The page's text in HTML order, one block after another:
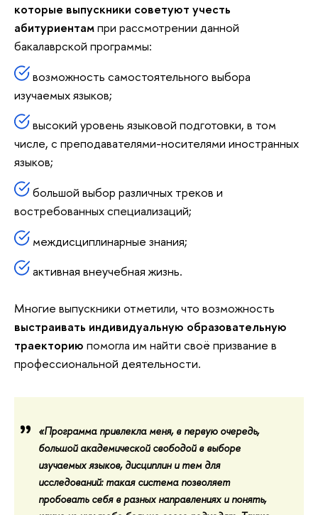
которые выпускники советуют учесть
абитуриентампри рассмотрении данной
бакалаврской программы:
возможность самостоятельного выбора
изучаемых языков;
высокий уровень языковой подготовки, в том
числе, с преподавателями-носителями иностранных
языков;
большой выбор различных треков и
востребованных специализаций;
междисциплинарные знания;
активная внеучебная жизнь.
Многие выпускники отметили, что возможность
выстраивать индивидуальную образовательную
траекторию помогла им найти своё призвание в
профессиональной деятельности.
«Программа привлекла меня, в первую очередь,
большой академической свободой в выборе
изучаемых языков, дисциплин и тем для
исследований:такая система позволяет
пробовать себя в разных направленияхи понять,